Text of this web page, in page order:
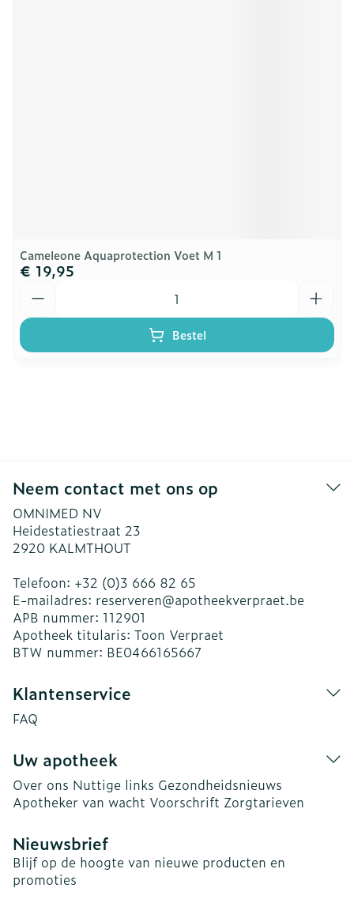
Cameleone Aquaprotection Voet M 1
€ 19,95
Bestel
Neem contact met ons op
OMNIMED NV
Heidestatiestraat 23
2920 KALMTHOUT
Telefoon: +32 (0)3 666 82 65
E-mailadres: reserveren@apotheekverpraet.be
APB nummer: 112901
Apotheek titularis: Toon Verpraet
BTW nummer: BE0466165667
Klantenservice
FAQ
Uw apotheek
Over ons Nuttige links Gezondheidsnieuws
Apotheker van wacht Voorschrift Zorgtarieven
Nieuwsbrief
Blijf op de hoogte van nieuwe producten en
promoties